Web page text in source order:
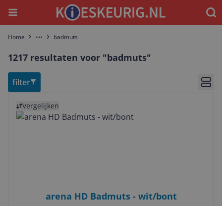
Menu
Home More badmuts
1217 resultaten voor "badmuts"
filter
Vergelijken
arena HD Badmuts - wit/bont